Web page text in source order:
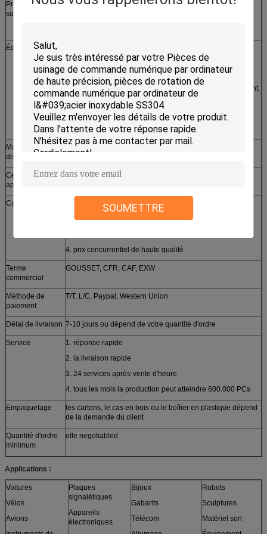
SOUMETTRE
Préparation de
surface
Argent, zinc, nickel, étain, électrodéposition de chrome,
Équipements
hydraulique, rivetant la machine, soudant
machine
2. Commande numérique par ordinateur fraisant et tournant,
rectifiant, enroulant, aiguisant, enroulant, brochant et autre
machine secondaire, tour de mètre
3. machine de Ligne-coupe, découpeuse de laser
Matériel
disponible
acier inoxydable, aluminium, cuivre, laiton, zinc, bronze,
Certificats
approched
GV, CE, ROHS, ISO9001-2008
Caractéristiques
1. conception adaptée aux besoins du client
2. commande admise
4. prix concurrentiel de haute qualité
Terme
commercial
GOUSSET, CFR, CAF, EXW
Méthode de
paiement
T/T, L/C, Paypal, Western Union
Délai de livraison 7-10 jours ou dépend de votre quantité d'ordre
Service
1. réponse rapide
2. la livraison rapide
3. 24 services après-vente d'heure
4. tous les mois la production peut atteindre 600.000 PCs
Empaquetage
les cartons, le cas en bois ou le boîtier en plastique dépend
de la demande du client
Quantité d'ordre
minimum
elle negotiabled
Applications :
Voitures
Vélos
Avions
Plaques
signalétiques
Appareils
électroniques
Bijoux
Gabarits
Télécom
Robots
Sculptures
Matériel son